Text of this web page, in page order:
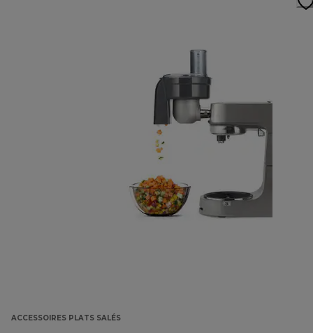
ACCESSOIRES PLATS SALÉS